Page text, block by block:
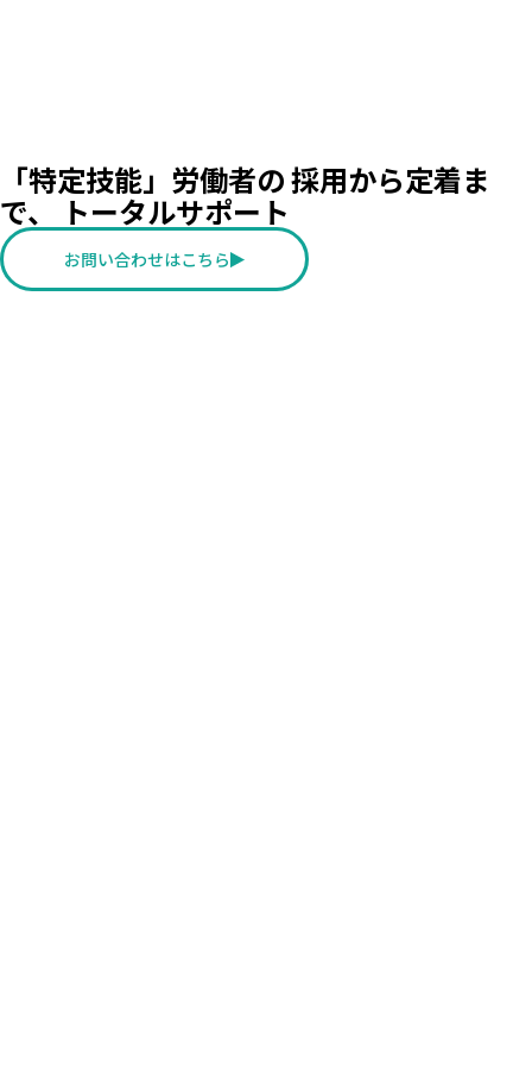
「特定技能」労働者の採用から定着ま
で、 トータルサポート
お問い合わせはこちら